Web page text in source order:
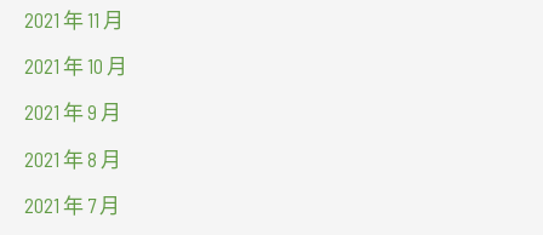
2021 年 11 月
2021 年 10 月
2021 年 9 月
2021 年 8 月
2021 年 7 月